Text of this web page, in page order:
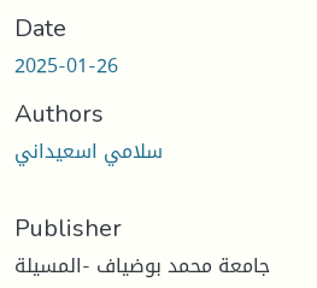
Date
2025-01-26
Authors
سلامي اسعيداني
Publisher
جامعة محمد بوضياف -المسيلة